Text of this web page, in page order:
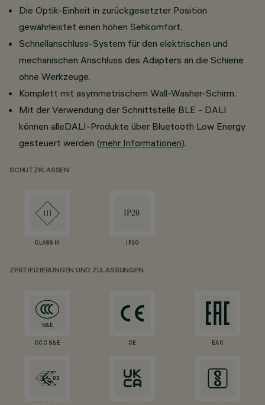
Die Optik-Einheit in zurückgesetzter Position
gewährleistet einen hohen Sehkomfort.
Schnellanschluss-System für den elektrischen und
mechanischen Anschluss des Adapters an die Schiene
ohne Werkzeuge.
Komplett mit asymmetrischem Wall-Washer-Schirm.
Mit der Verwendung der Schnittstelle BLE - DALI
können alleDALI-Produkte über Bluetooth Low Energy
gesteuert werden (mehr Informationen).
SCHUTZKLASSEN
CLASS III IP20
ZERTIFIZIERUNGEN UND ZULASSUNGEN
CCC S&E CE EAC